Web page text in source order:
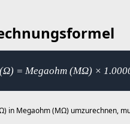
= Megaohm (MΩ) ×
in Megaohm (MΩ) umzurechnen,